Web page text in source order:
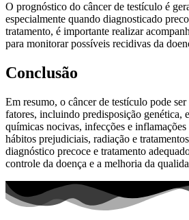
O prognóstico do câncer de testículo é
especialmente quando diagnosticado
tratamento, é importante realizar
para monitorar possíveis recidivas da
Conclusão
Em resumo, o câncer de testículo pode
fatores, incluindo predisposição genética,
químicas nocivas, infecções e
hábitos prejudiciais, radiação e
diagnóstico precoce e tratamento
controle da doença e a melhoria da